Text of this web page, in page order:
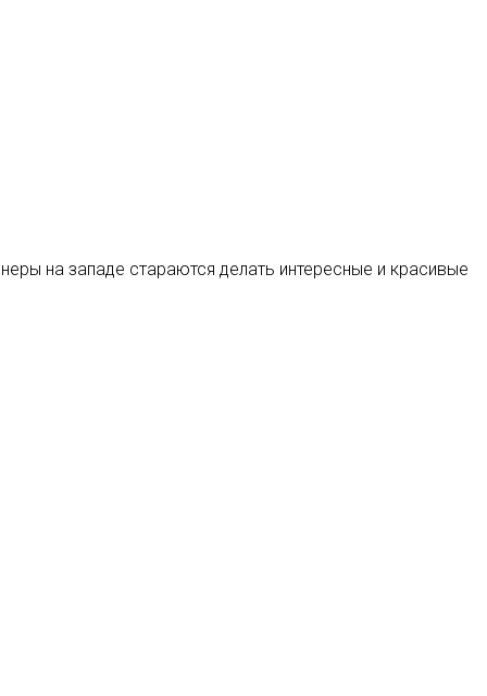
на западе стараются делать интересные и красивые